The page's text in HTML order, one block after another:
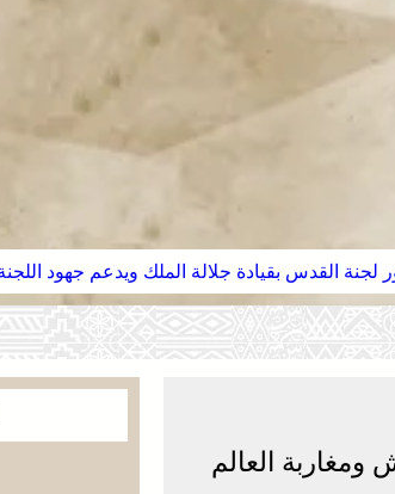
لجنة القدس بقيادة جلالة الملك ويدعم جهود